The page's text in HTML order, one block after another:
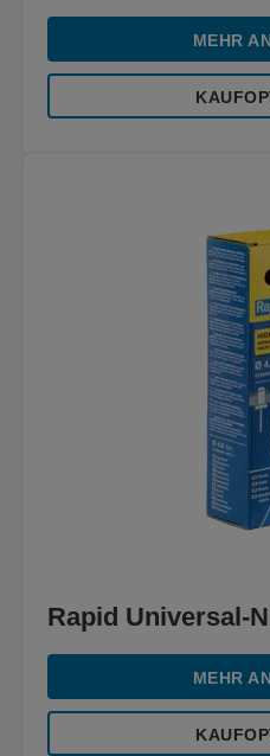
MEHR
Rapid Universal-
MEHR